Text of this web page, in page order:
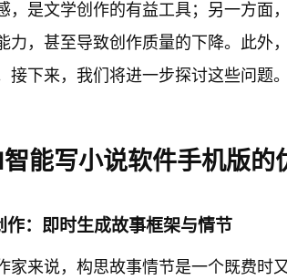
，是文学创作的有益工具；另一方面
力，甚至导致创作质量的下降。此外
接下来，我们将进一步探讨这些问题。
能写小说软件手机版的
作：即时生成故事框架与情节
家来说，构思故事情节是一个既费时